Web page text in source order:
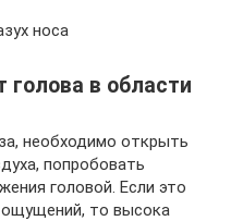
носа
голова в области
необходимо открыть
попробовать
головой. Если это
ощущений, то высока